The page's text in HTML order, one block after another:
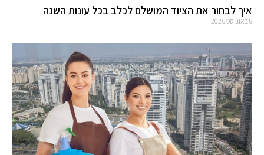
איך לבחור את הציוד המושלם לכלב בכל עונות השנה
8 באוגוסט 2026